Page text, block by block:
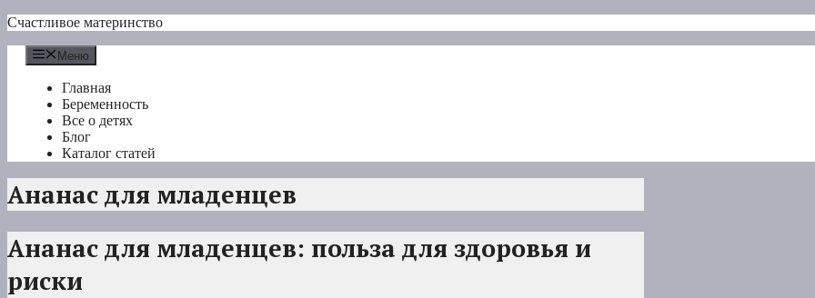
Перейти
содержимому
Счастливое материнство
Меню
Главная
Беременность
Все о детях
Блог
Каталог статей
Ананас для младенцев
Ананас для младенцев: польза для здоровья и
риски